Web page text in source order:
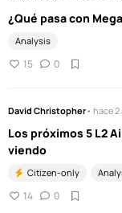
¿Qué pasa con
Analysis
15 0
David Christopher• hace
Los próximos 5 L2
viendo
Citizen-only
14 0